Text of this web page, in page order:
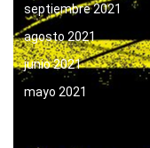
septiembre 2021
agosto 2021
junio 2021
mayo 2021